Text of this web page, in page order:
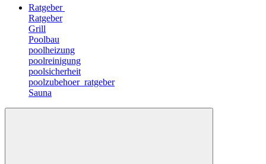
Ratgeber
Ratgeber
Grill
Poolbau
poolheizung
poolreinigung
poolsicherheit
poolzubehoer_ratgeber
Sauna